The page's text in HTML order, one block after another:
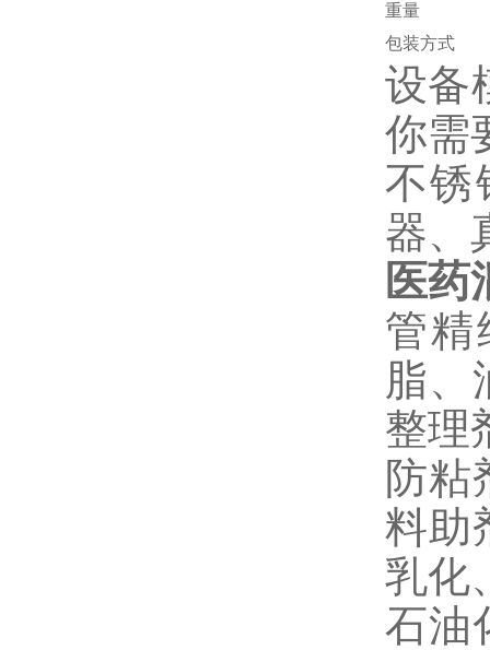
重量
包装方式
设备
你需
不锈
器、
医药
管精
脂、
整理
防粘
料助
乳化
石油